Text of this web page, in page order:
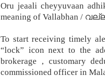
Oru jeaali cheyyuvaan‍
meaning of Vallabhan‍ /
To start receiving timely
“lock” icon next to the
brokerage , customary
commissioned officer in